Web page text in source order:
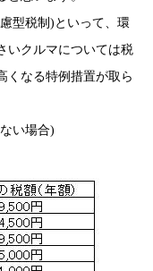
型税制)といって、環
いクルマについては税
くなる特例措置が取ら
い場合)